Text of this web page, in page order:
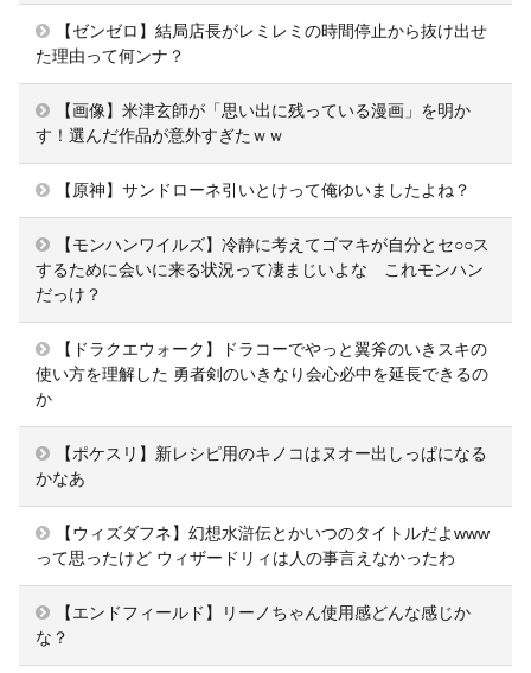
【ゼンゼロ】結局店長がレミレミの時間停止から抜け出せ
た理由って何ンナ？
【画像】米津玄師が「思い出に残っている漫画」を明か
す！選んだ作品が意外すぎたｗｗ
【原神】サンドローネ引いとけって俺ゆいましたよね？
【モンハンワイルズ】冷静に考えてゴマキが自分とセ○○ス
するために会いに来る状況って凄まじいよな これモンハン
だっけ？
【ドラクエウォーク】ドラコーでやっと翼斧のいきスキの
使い方を理解した 勇者剣のいきなり会心必中を延長できるの
か
【ポケスリ】新レシピ用のキノコはヌオー出しっぱになる
かなあ
【ウィズダフネ】幻想水滸伝とかいつのタイトルだよwww
って思ったけど ウィザードリィは人の事言えなかったわ
【エンドフィールド】リーノちゃん使用感どんな感じか
な？